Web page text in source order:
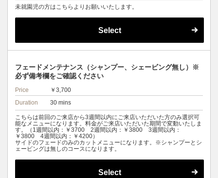
未就園児の方はこちらよりお願いいたします。
Select
フェードメンテナンス（シャンプー、シェービング無し）※
必ず備考欄をご確認ください
Price
￥3,700
Duration
30 mins
こちらは前回のご来店から3週間以内にご来店いただいた方のみ選択可
能なメニューになります。料金がご来店いただいた期間で変動いたしま
す。（1週間以内：￥3700 2週間以内：￥3800 3週間以内：
￥3800 4週間以内：￥4200）
サイドのフェードのみのカットメニューになります。※シャンプーとシ
ェービングは無しのコースになります。
Select